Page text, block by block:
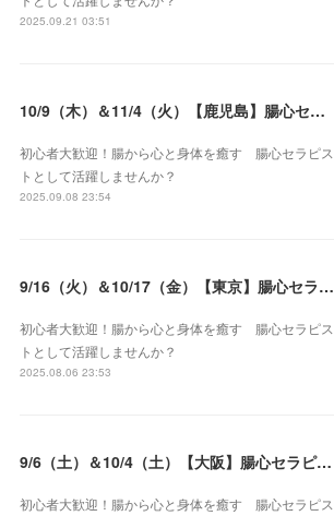
2025.09.21 03:51
10/9（木）＆11/4（火）【鹿児島】腸心セラピスト養成コース《２日間コース》開講決定
初心者大歓迎！腸から心と身体を癒す 腸心セラピス
トとして活躍しませんか？
2025.09.08 23:54
9/16（火）＆10/17（金）【東京】腸心セラピスト養成コース《２日間コース》開講決定
初心者大歓迎！腸から心と身体を癒す 腸心セラピス
トとして活躍しませんか？
2025.08.06 23:53
9/6（土）＆10/4（土）【大阪】腸心セラピスト養成コース《２日間コース》開講決定
初心者大歓迎！腸から心と身体を癒す 腸心セラピス